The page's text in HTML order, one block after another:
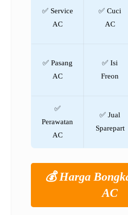
✅ Service
AC
✅ Cuci
AC
✅ Pasang
AC
✅ Isi
Freon
✅
Perawatan
AC
✅ Jual
Sparepart
💰 Harga
AC